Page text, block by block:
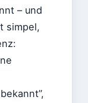
– und
simpel,